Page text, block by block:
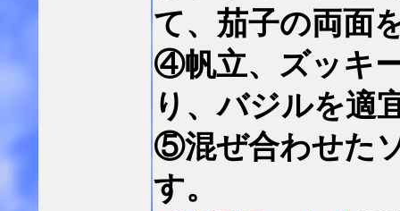
て、茄子の両面
④帆立、ズッキ
り、バジルを適
⑤混ぜ合わせた
す。